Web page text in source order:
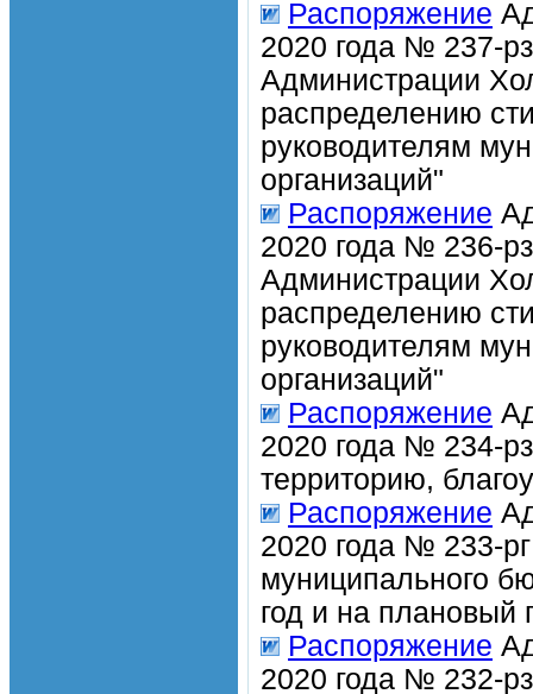
Распоряжение
2020 года № 237-
Администрации
распределению
руководителям
организаций"
Распоряжение
2020 года № 236-
Администрации
распределению
руководителям
организаций"
Распоряжение
2020 года № 234-
территорию,
Распоряжение
2020 года № 233-
муниципального
год и на плановый
Распоряжение
2020 года № 232-